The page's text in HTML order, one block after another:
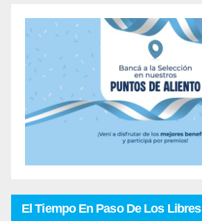
El Tiempo En Paso De Los Libres